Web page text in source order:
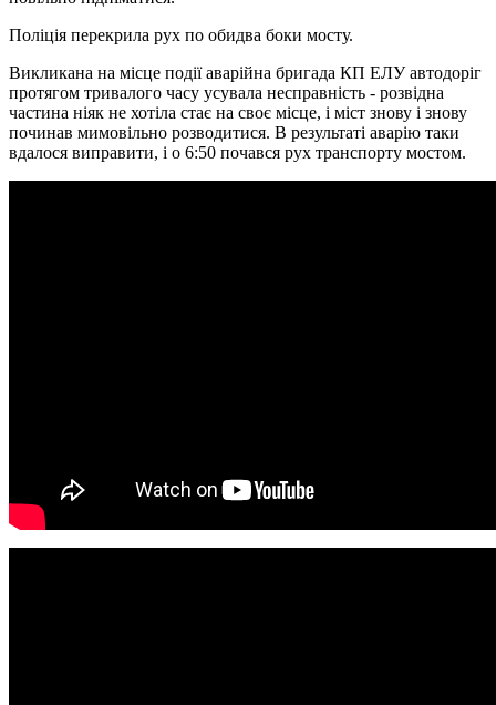
Поліція перекрила рух по обидва боки мосту.
Викликана на місце події аварійна бригада КП ЕЛУ автодоріг
протягом тривалого часу усувала несправність - розвідна
частина ніяк не хотіла стає на своє місце, і міст знову і знову
починав мимовільно розводитися. В результаті аварію таки
вдалося виправити, і о 6:50 почався рух транспорту мостом.